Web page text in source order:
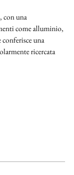
con una
come alluminio,
una
ricercata